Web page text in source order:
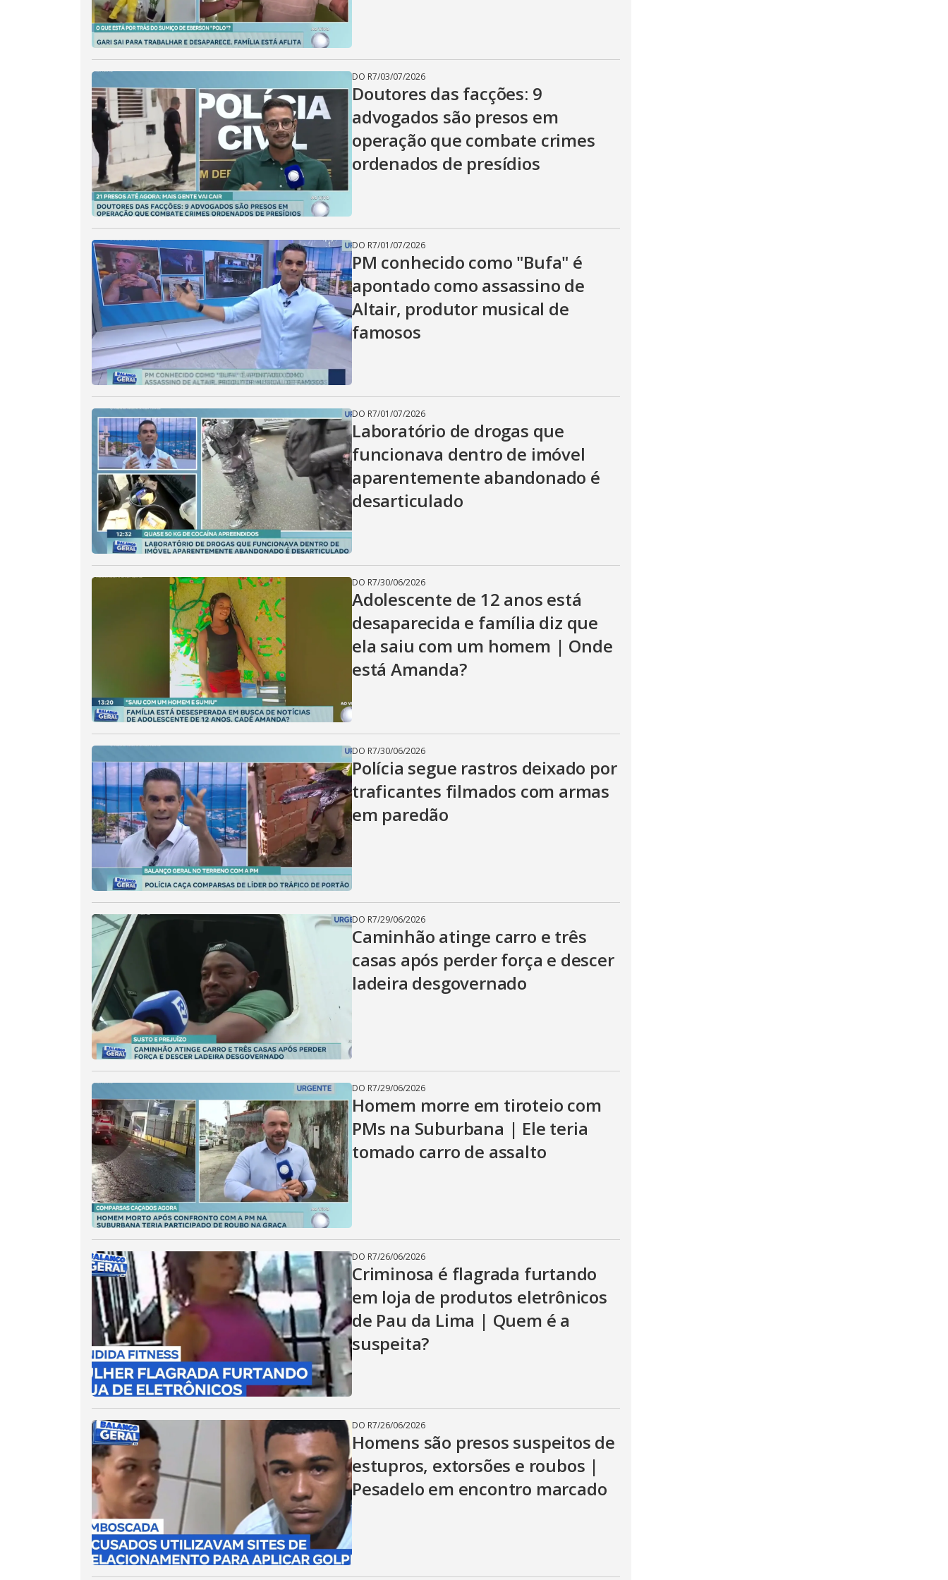
i
d
e
o
DO R7/03/07/2026
Doutores das facções: 9
advogados são presos em
operação que combate crimes
ordenados de presídios
DO R7/01/07/2026
PM conhecido como "Bufa" é
apontado como assassino de
Altair, produtor musical de
famosos
DO R7/01/07/2026
Laboratório de drogas que
funcionava dentro de imóvel
aparentemente abandonado é
desarticulado
DO R7/30/06/2026
Adolescente de 12 anos está
desaparecida e família diz que
ela saiu com um homem | Onde
está Amanda?
DO R7/30/06/2026
Polícia segue rastros deixado por
traficantes filmados com armas
em paredão
DO R7/29/06/2026
Caminhão atinge carro e três
casas após perder força e descer
ladeira desgovernado
DO R7/29/06/2026
Homem morre em tiroteio com
PMs na Suburbana | Ele teria
tomado carro de assalto
DO R7/26/06/2026
Criminosa é flagrada furtando
em loja de produtos eletrônicos
de Pau da Lima | Quem é a
suspeita?
DO R7/26/06/2026
Homens são presos suspeitos de
estupros, extorsões e roubos |
Pesadelo em encontro marcado